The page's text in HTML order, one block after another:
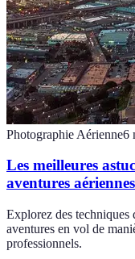
Photographie Aérienne6
Les meilleures
aventures aériennes
Explorez des techniques
aventures en vol de
professionnels.